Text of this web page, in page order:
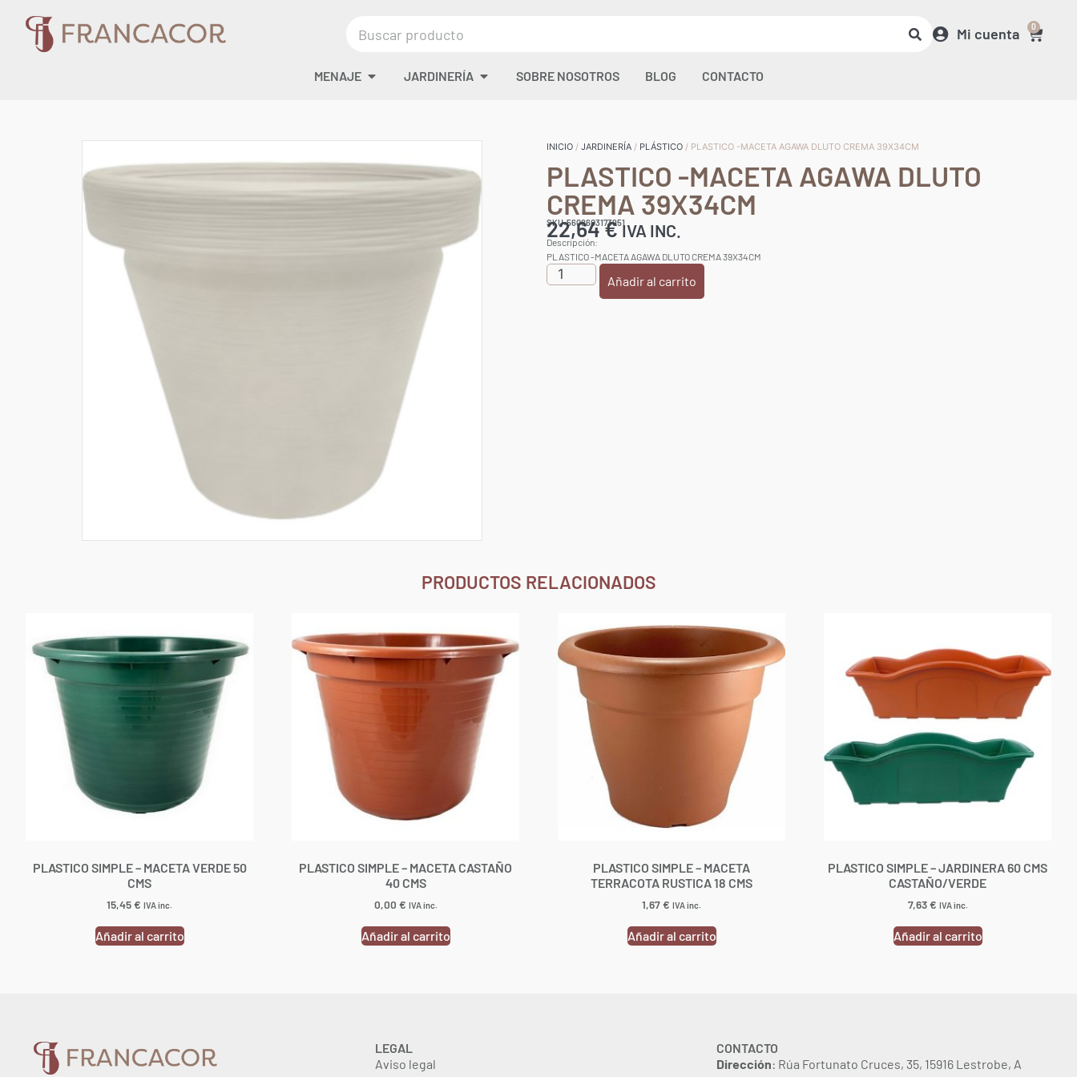
Mi cuenta 0
MENAJE JARDINERÍA SOBRE NOSOTROS BLOG CONTACTO
INICIO / JARDINERÍA / PLÁSTICO / PLASTICO -MACETA AGAWA DLUTO CREMA 39X34CM
PLASTICO -MACETA AGAWA DLUTO
CREMA 39X34CM
SKU:5608603173951
22,64€ IVA INC.
Descripción:
PLASTICO -MACETA AGAWA DLUTO CREMA 39X34CM
Añadir al carrito
PRODUCTOS RELACIONADOS
PLASTICO SIMPLE – MACETA VERDE 50
CMS
15,45€ IVA inc.
Añadir al carrito
PLASTICO SIMPLE – MACETA CASTAÑO
40 CMS
0,00 € IVA inc.
Añadir al carrito
PLASTICO SIMPLE – MACETA
TERRACOTA RUSTICA 18 CMS
1,67€ IVA inc.
Añadir al carrito
PLASTICO SIMPLE – JARDINERA 60 CMS
CASTAÑO/VERDE
7,63€ IVA inc.
Añadir al carrito
LEGAL
Aviso legal
CONTACTO
Dirección: Rúa Fortunato Cruces, 35, 15916 Lestrobe, A